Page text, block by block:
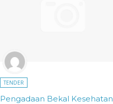
TENDER
Pengadaan Bekal Kesehatan